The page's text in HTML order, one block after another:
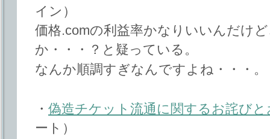
イン）
価格.comの利益率かなりいいんだけ
か・・・？と疑っている。
なんか順調すぎなんですよね・・・。
・ 偽造チケット流通に関するお詫び
ート）